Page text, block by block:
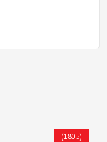
(1805)